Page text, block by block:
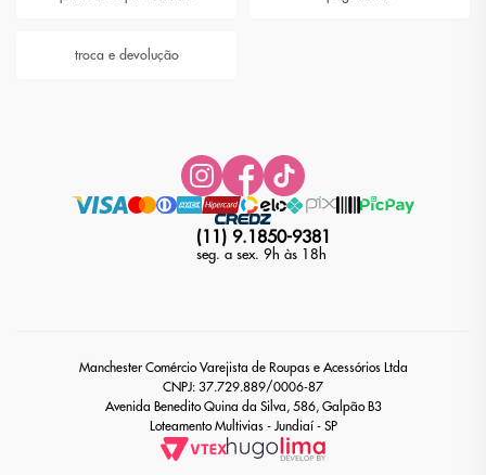
troca e devolução
(11) 9.1850-9381
seg. a sex. 9h às 18h
Manchester Comércio Varejista de Roupas e Acessórios Ltda
CNPJ: 37.729.889/0006-87
Avenida Benedito Quina da Silva, 586, Galpão B3
Loteamento Multivias - Jundiaí - SP